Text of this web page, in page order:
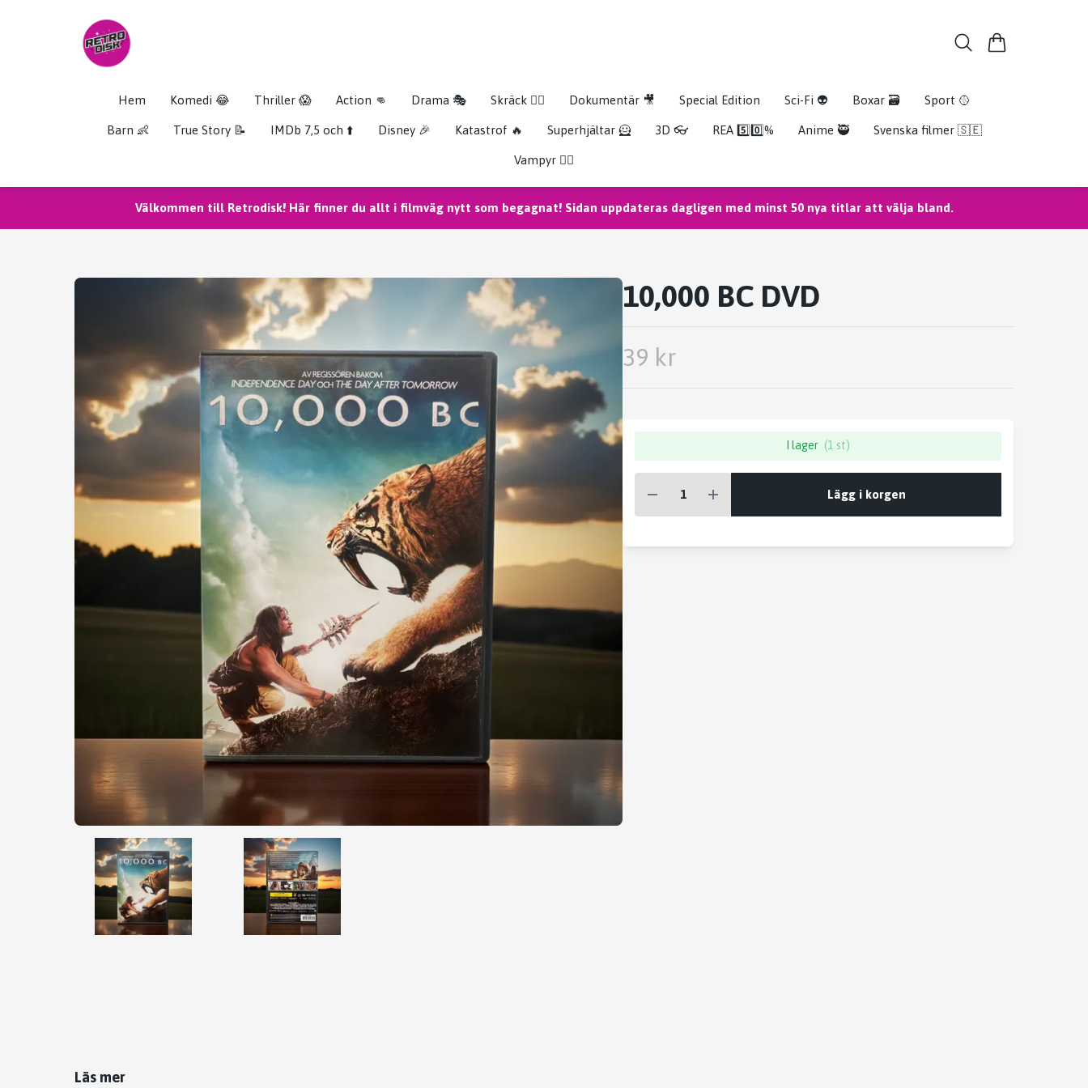
Hem Komedi 😂 Thriller 😱 Action 👊 Drama 🎭 Skräck 🧟‍♂️ Dokumentär 🎥 Special Edition Sci-Fi 👽 Boxar 🗃️ Sport 🥎
Barn 👶 True Story 📝 IMDb 7,5 och ⬆️ Disney 🎉 Katastrof 🔥 Superhjältar 🦸 3D 👓 REA 5️⃣0️⃣% Anime 🥷 Svenska filmer 🇸🇪
Vampyr 🧛‍♀️
Välkommen till Retrodisk! Här finner du allt i filmväg nytt som begagnat! Sidan uppdateras dagligen med minst 50 nya titlar att välja bland.
10,000 BC DVD
39 kr
I lager (1 st)
Lägg i korgen
Läs mer